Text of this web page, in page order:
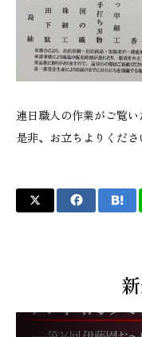
連日職人の作業がご覧い
是非、お立ちよりくださ